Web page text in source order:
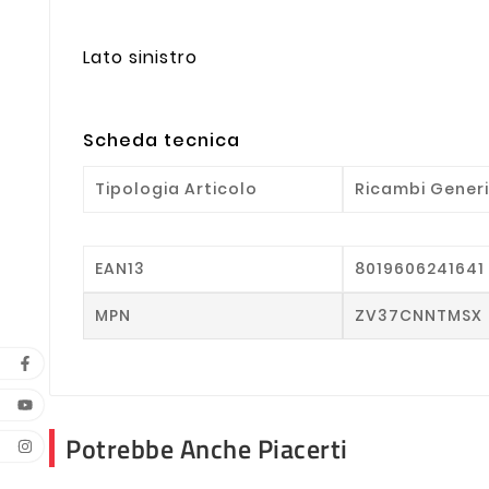
Lato sinistro
Scheda tecnica
Tipologia Articolo Ricambi
EAN13 8019606241641
MPN ZV37CNNTMSX
Potrebbe Anche Piacerti